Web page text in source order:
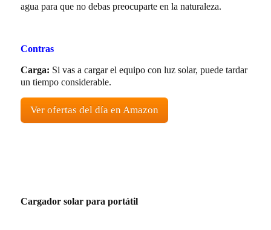
agua para que no debas preocuparte en la naturaleza.
Contras
Carga: Si vas a cargar el equipo con luz solar, puede tardar
un tiempo considerable.
Ver ofertas del día en Amazon
Cargador solar para portátil